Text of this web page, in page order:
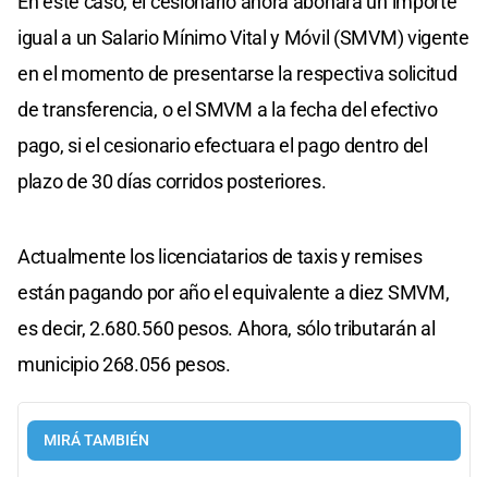
igual a un Salario Mínimo Vital y Móvil (SMVM) vigente
en el momento de presentarse la respectiva solicitud
de transferencia, o el SMVM a la fecha del efectivo
pago, si el cesionario efectuara el pago dentro del
plazo de 30 días corridos posteriores.
Actualmente los licenciatarios de taxis y remises
están pagando por año el equivalente a diez SMVM,
es decir, 2.680.560 pesos. Ahora, sólo tributarán al
municipio 268.056 pesos.
MIRÁ TAMBIÉN